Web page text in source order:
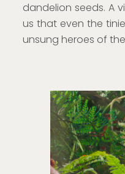
dandelion seeds. A
us that even the
unsung heroes of